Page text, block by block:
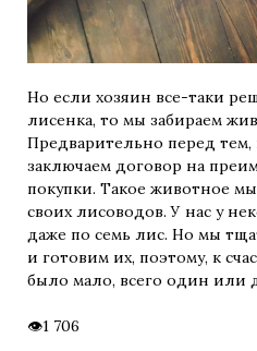
Но если хозяин все-таки
лисенка, то мы забираем
Предварительно перед тем,
заключаем договор на
покупки. Такое животное
своих лисоводов. У нас у
даже по семь лис. Но мы
и готовим их, поэтому, к
было мало, всего один или
1 706